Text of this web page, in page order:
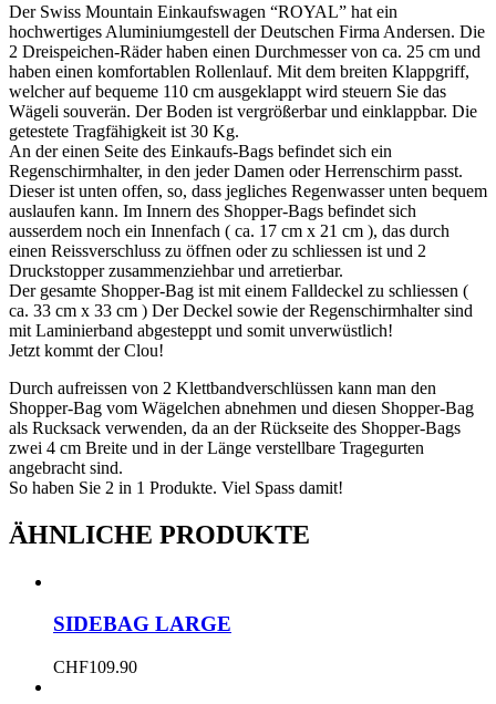
Der Swiss Mountain Einkaufswagen “ROYAL” hat ein
hochwertiges Aluminiumgestell der Deutschen Firma Andersen. Die
2 Dreispeichen-Räder haben einen Durchmesser von ca. 25 cm und
haben einen komfortablen Rollenlauf. Mit dem breiten Klappgriff,
welcher auf bequeme 110 cm ausgeklappt wird steuern Sie das
Wägeli souverän. Der Boden ist vergrößerbar und einklappbar. Die
getestete Tragfähigkeit ist 30 Kg.
An der einen Seite des Einkaufs-Bags befindet sich ein
Regenschirmhalter, in den jeder Damen oder Herrenschirm passt.
Dieser ist unten offen, so, dass jegliches Regenwasser unten bequem
auslaufen kann. Im Innern des Shopper-Bags befindet sich
ausserdem noch ein Innenfach ( ca. 17 cm x 21 cm ), das durch
einen Reissverschluss zu öffnen oder zu schliessen ist und 2
Druckstopper zusammenziehbar und arretierbar.
Der gesamte Shopper-Bag ist mit einem Falldeckel zu schliessen (
ca. 33 cm x 33 cm ) Der Deckel sowie der Regenschirmhalter sind
mit Laminierband abgesteppt und somit unverwüstlich!
Jetzt kommt der Clou!
Durch aufreissen von 2 Klettbandverschlüssen kann man den
Shopper-Bag vom Wägelchen abnehmen und diesen Shopper-Bag
als Rucksack verwenden, da an der Rückseite des Shopper-Bags
zwei 4 cm Breite und in der Länge verstellbare Tragegurten
angebracht sind.
So haben Sie 2 in 1 Produkte. Viel Spass damit!
ÄHNLICHE PRODUKTE
SIDEBAG LARGE
CHF109.90